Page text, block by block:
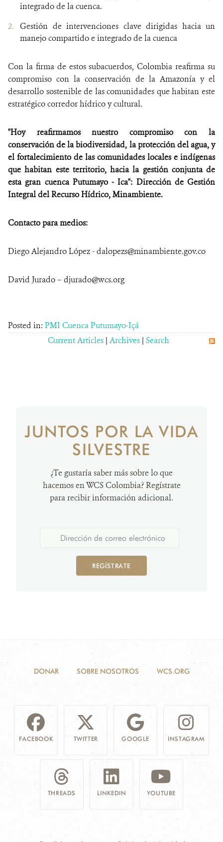
integrado de la cuenca.
Gestión de intervenciones clave dirigidas hacia un
manejo compartido e integrado de la cuenca
Con la firma de estos subacuerdos, Colombia reafirma su
compromiso con la conservación de la Amazonía y el
desarrollo sostenible de las comunidades que habitan este
estratégico corredor hídrico y cultural.
"Hoy reafirmamos nuestro compromiso con la
conservación de la biodiversidad, la protección del agua, y
el fortalecimiento de las comunidades locales e indígenas
que habitan este territorio, hacia la gestión conjunta de
esta gran cuenca Putumayo - Ica": Dirección de Gestión
Integral del Recurso Hídrico, Minambiente.
Contacto para medios:
Diego Alejandro López - dalopezs@minambiente.gov.co
David Jurado – djurado@wcs.org
Posted in: PMI Cuenca Putumayo-Içá
Current Articles | Archives | Search
JUNTOS POR LA VIDA
SILVESTRE
¿Te gustaría saber más sobre lo que
hacemos en WCS Colombia? Regístrate
para recibir información adicional.
REGÍSTRATE
DONAR SOBRE NOSOTROS WCS.ORG
FACEBOOK TWITTER GOOGLE INSTAGRAM
THREADS LINKEDIN YOUTUBE